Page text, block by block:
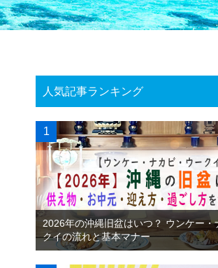
人気記事ランキング
2026年の沖縄旧盆はいつ？ ウンケー・
クイの流れと基本マナー